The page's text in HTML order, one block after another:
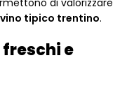
vino tipico trentino.
e